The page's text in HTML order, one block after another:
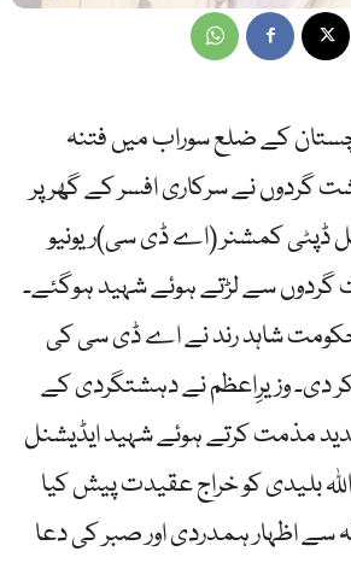
کے ضلع سوراب میں فتنہ
گردوں نے سرکاری افسر کے گھر پر
ڈپٹی کمشنر (اے ڈی سی)ریونیو
سے لڑتے ہوئے شہید ہوگئے۔
شاہد رند نے اے ڈی سی کی
دی۔ وزیرِاعظم نے دہشتگردی کے
مذمت کرتے ہوئے شہید ایڈیشنل
بلیدی کو خراج عقیدت پیش کیا
سے اظہار ہمدردی اور صبر کی دعا